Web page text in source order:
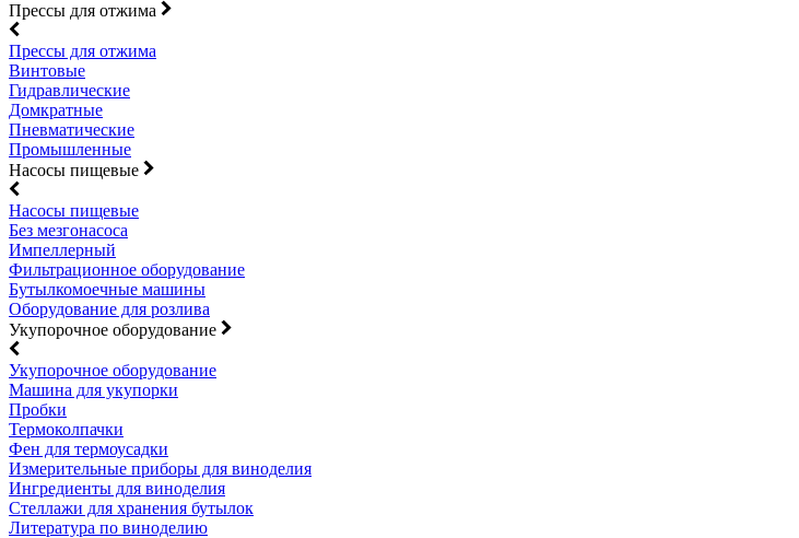
Прессы для отжима
Прессы для отжима
Винтовые
Гидравлические
Домкратные
Пневматические
Промышленные
Насосы пищевые
Насосы пищевые
Без мезгонасоса
Импеллерный
Фильтрационное оборудование
Бутылкомоечные машины
Оборудование для розлива
Укупорочное оборудование
Укупорочное оборудование
Машина для укупорки
Пробки
Термоколпачки
Фен для термоусадки
Измерительные приборы для виноделия
Ингредиенты для виноделия
Стеллажи для хранения бутылок
Литература по виноделию